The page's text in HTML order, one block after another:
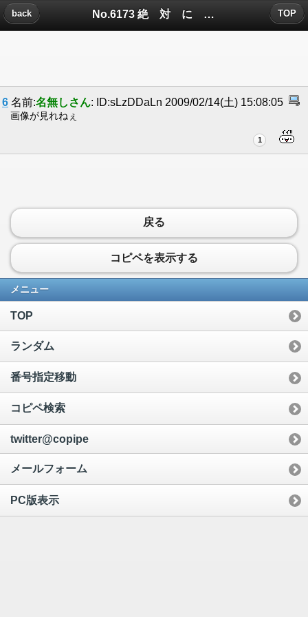
No.6173 絶 対 に 笑 っ て は い け な い ス レについたコメント
back TOP
6 名前:名無しさん: ID:sLzDDaLn 2009/02/14(土) 15:08:05
画像が見れねぇ
1
戻る
コピペを表示する
メニュー
TOP
ランダム
番号指定移動
コピペ検索
twitter@copipe
メールフォーム
PC版表示